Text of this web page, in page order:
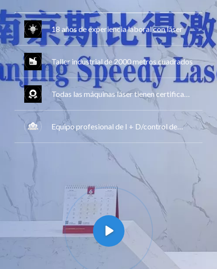
18 años de experiencia laboral con láser
Taller industrial de 2000 metros cuadrados
Todas las máquinas láser tienen certificado
CE, FDA, GS
Equipo profesional de I + D/control de
calidad/ventas/equipo de servicio